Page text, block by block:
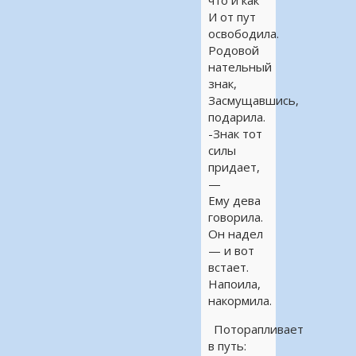
И от пут
освободила.
Родовой
нательный
знак,
Засмущавшись,
подарила.
-Знак тот
силы
придает,
—
Ему дева
говорила.
Он надел
— и вот
встает.
Напоила,
накормила.
Поторапливает
в путь: